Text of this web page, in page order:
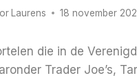
Laurens 18 november
die in de
Trader Joe’s,